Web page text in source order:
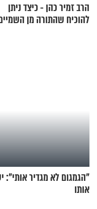
הרב זמיר כהן - כיצד ניתן
להוכיח שהתורה מן
"הגמגום לא מגדיר
אותו